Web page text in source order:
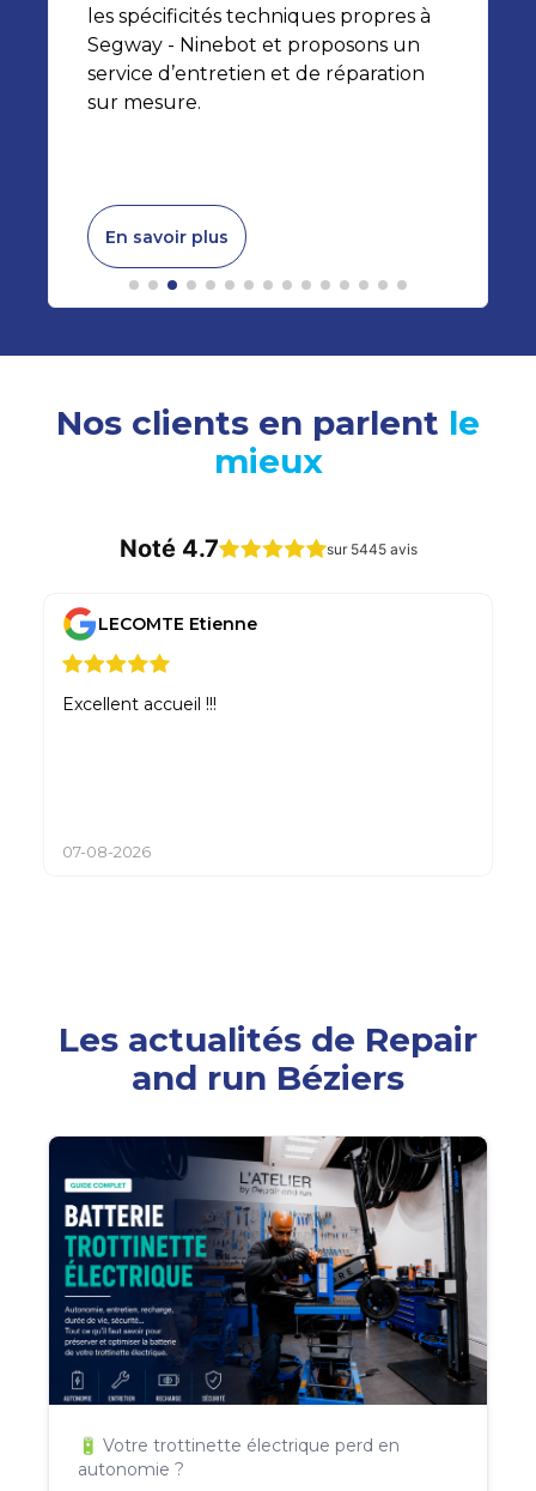
les spécificités techniques propres à
Segway - Ninebot et proposons un
service d’entretien et de réparation
sur mesure.
En savoir plus
Nos clients en parlent le
mieux
Noté 4.7 sur 5445 avis
LECOMTE Etienne
Excellent accueil !!!
07-08-2026
Les actualités de Repair
and run Béziers
🔋 Votre trottinette électrique perd en
autonomie ?